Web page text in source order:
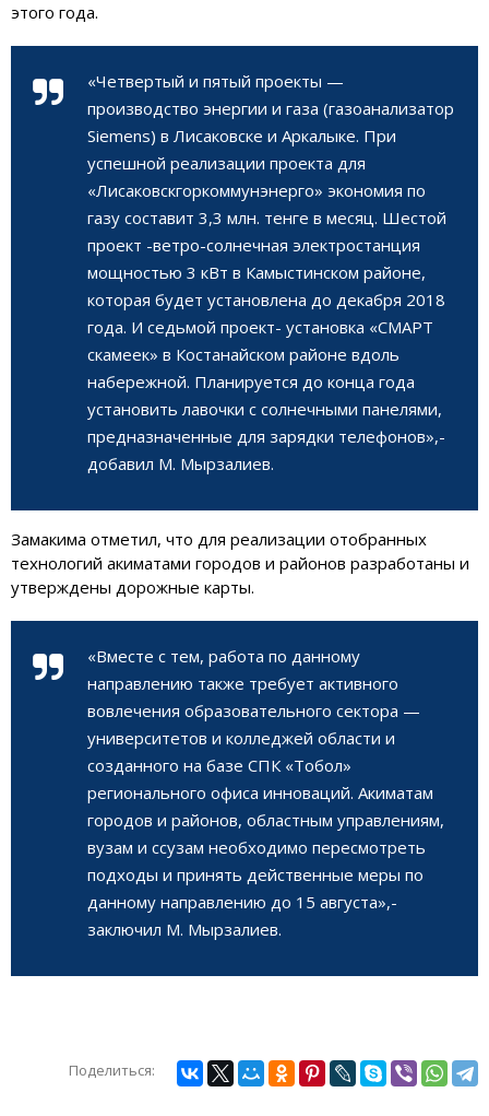
этого года.
«Четвертый и пятый проекты —
производство энергии и газа (газоанализатор
Siemens) в Лисаковске и Аркалыке. При
успешной реализации проекта для
«Лисаковскгоркоммунэнерго» экономия по
газу составит 3,3 млн. тенге в месяц. Шестой
проект -ветро-солнечная электростанция
мощностью 3 кВт в Камыстинском районе,
которая будет установлена до декабря 2018
года. И седьмой проект- установка «СМАРТ
скамеек» в Костанайском районе вдоль
набережной. Планируется до конца года
установить лавочки с солнечными панелями,
предназначенные для зарядки телефонов»,-
добавил М. Мырзалиев.
Замакима отметил, что для реализации отобранных
технологий акиматами городов и районов разработаны и
утверждены дорожные карты.
«Вместе с тем, работа по данному
направлению также требует активного
вовлечения образовательного сектора —
университетов и колледжей области и
созданного на базе СПК «Тобол»
регионального офиса инноваций. Акиматам
городов и районов, областным управлениям,
вузам и ссузам необходимо пересмотреть
подходы и принять действенные меры по
данному направлению до 15 августа»,-
заключил М. Мырзалиев.
Поделиться: